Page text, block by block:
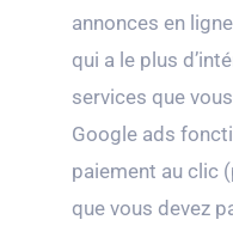
annonces en
qui a le plus
services que
Google ads
paiement au clic
que vous devez